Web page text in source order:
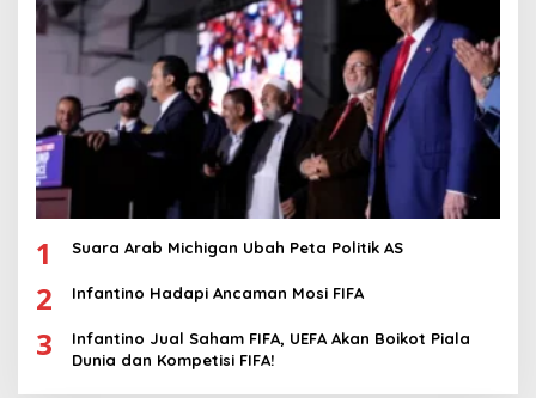
1 Suara Arab Michigan Ubah Peta Politik AS
2 Infantino Hadapi Ancaman Mosi FIFA
3
Infantino Jual Saham FIFA, UEFA Akan Boikot Piala
Dunia dan Kompetisi FIFA!